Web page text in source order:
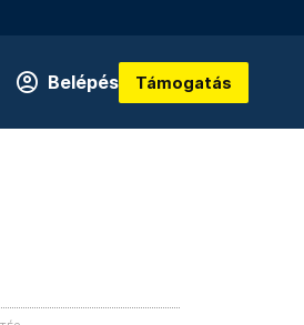
Belépés Támogatás